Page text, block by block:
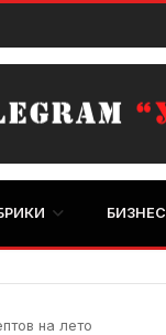
БИЗНЕС
на лето